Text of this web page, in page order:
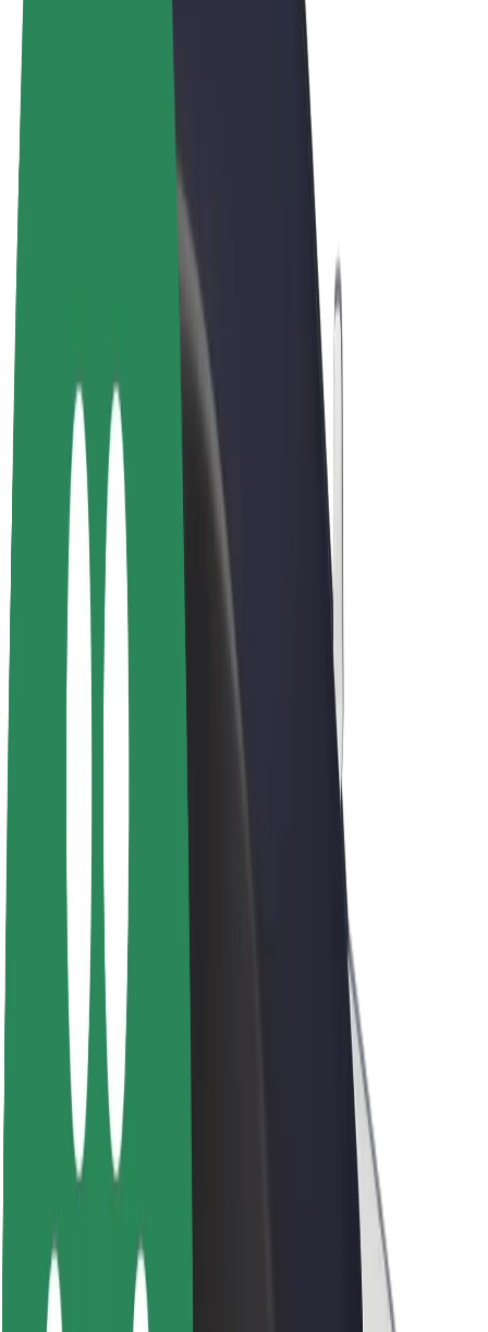
Bolt Plus
Colabora con Bolt
Conductores
Ingresos de conductor/a
Repartidores
Ingresos de repartidor
Comercios de Bolt Food
Project Zero
Blog
Sala de prensa
Directrices de la marca
Misión
Relación con inversores
Liderazgo
Marca
Seguridad para usuarios